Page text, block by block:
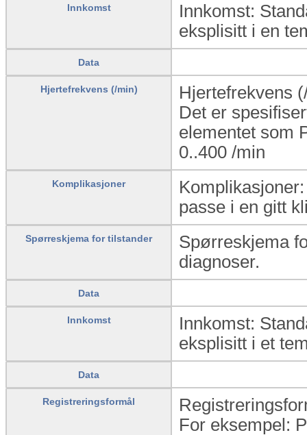
Innkomst
Innkomst:
eksplisitt i en
Data
Hjertefrekvens (/min)
Hjertefrekvens
Det er
elementet som
0..400 /min
Komplikasjoner
passe i en gitt
Spørreskjema for tilstander
Spørreskjema
diagnoser.
Data
Innkomst
Innkomst:
eksplisitt i et
Data
Registreringsformål
For eksempel: